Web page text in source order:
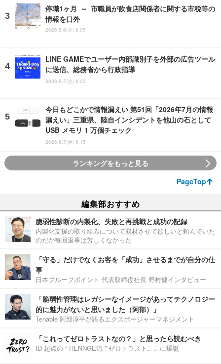
停職1ヶ月 ～ 市職員が飲食店関係者に関する市税等の
情報を口外
2026.8.6(木) 8:05
LINE GAMEでユーザー内部識別子を外部の広告ツール
に送信、総務省から行政指導
2026.8.7(金) 8:05
今日もどこかで情報漏えい 第51回「2026年7月の情報
漏えい」三重県、陸自インシデントを他山の石として
USB メモリ 1 万個チェック
2026.8.7(金) 8:15
ランキングをもっと見る
PageTop
編集部おすすめ
脆弱性診断の内製化、失敗と再挑戦と成功の記録
内製化支援の取り組みについて取材させて欲しいと頼んでいた
のだが毎回返事は芳しくなかった
「守る」だけでなくお客を「成功」させるまでが自分の仕
事
日本プルーフポイント 代表取締役社長 野村健インタビュー
「脆弱性管理はレガシーなイメージがあってテクノロジー
的に魅力がないと思いました（阿部）」
Tenable 阿部淳平が語るエクスポージャーマネジメント
「これってゼロトラストなの？」と思ったら読むべき
ID 起点の “ HENNGE流 ” ゼロトラストここに爆誕